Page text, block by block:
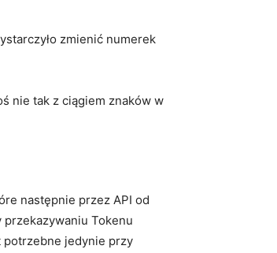
zmienić numerek
nie tak z ciągiem znaków w
następnie przez API od
Tokenu
potrzebne jedynie przy